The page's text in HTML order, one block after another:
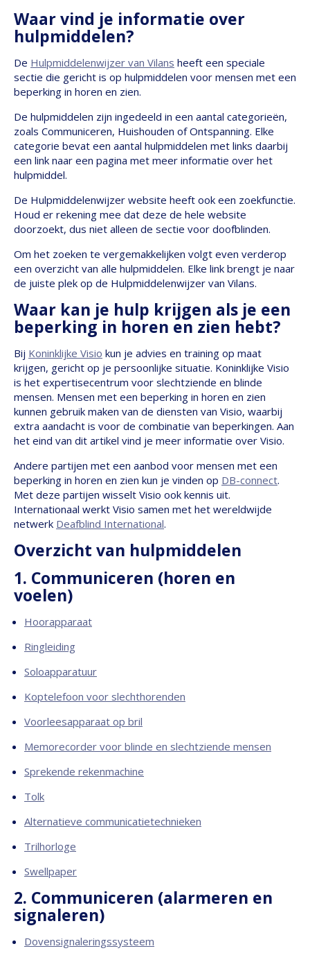
Waar vind je informatie over
hulpmiddelen?
De Hulpmiddelenwijzer van Vilans heeft een speciale
sectie die gericht is op hulpmiddelen voor mensen met een
beperking in horen en zien.
De hulpmiddelen zijn ingedeeld in een aantal categorieën,
zoals Communiceren, Huishouden of Ontspanning. Elke
categorie bevat een aantal hulpmiddelen met links daarbij
een link naar een pagina met meer informatie over het
hulpmiddel.
De Hulpmiddelenwijzer website heeft ook een zoekfunctie.
Houd er rekening mee dat deze de hele website
doorzoekt, dus niet alleen de sectie voor doofblinden.
Om het zoeken te vergemakkelijken volgt even verderop
een overzicht van alle hulpmiddelen. Elke link brengt je naar
de juiste plek op de Hulpmiddelenwijzer van Vilans.
Waar kan je hulp krijgen als je een
beperking in horen en zien hebt?
Bij Koninklijke Visio kun je advies en training op maat
krijgen, gericht op je persoonlijke situatie. Koninklijke Visio
is het expertisecentrum voor slechtziende en blinde
mensen. Mensen met een beperking in horen en zien
kunnen gebruik maken van de diensten van Visio, waarbij
extra aandacht is voor de combinatie van beperkingen. Aan
het eind van dit artikel vind je meer informatie over Visio.
Andere partijen met een aanbod voor mensen met een
beperking in horen en zien kun je vinden op DB-connect.
Met deze partijen wisselt Visio ook kennis uit.
Internationaal werkt Visio samen met het wereldwijde
netwerk Deafblind International.
Overzicht van hulpmiddelen
1. Communiceren (horen en
voelen)
Hoorapparaat
Ringleiding
Soloapparatuur
Koptelefoon voor slechthorenden
Voorleesapparaat op bril
Memorecorder voor blinde en slechtziende mensen
Sprekende rekenmachine
Tolk
Alternatieve communicatietechnieken
Trilhorloge
Swellpaper
2. Communiceren (alarmeren en
signaleren)
Dovensignaleringssysteem